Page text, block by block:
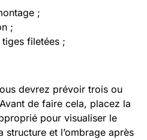
;
;
filetées ;
devrez prévoir trois ou
de faire cela, placez la
pour visualiser le
structure et l’ombrage après